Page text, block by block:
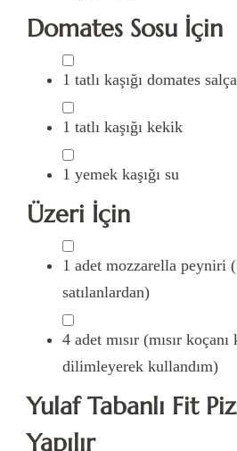
Domates Sosu İçin
1 tatlı kaşığı domates
1 tatlı kaşığı kekik
1 yemek kaşığı su
Üzeri İçin
1 adet mozzarella peyniri
satılanlardan)
4 adet mısır (mısır
dilimleyerek kullandım)
Yulaf Tabanlı Fit
Yapılır